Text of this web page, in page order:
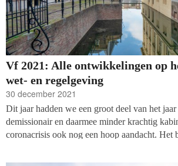
Vf 2021: Alle ontwikkelingen op
wet- en regelgeving
30 december 2021
Dit jaar hadden we een groot deel van het jaar
demissionair en daarmee minder krachtig
coronacrisis ook nog een hoop aandacht. Het
profits. De belangrijkste gebeurtenissen en